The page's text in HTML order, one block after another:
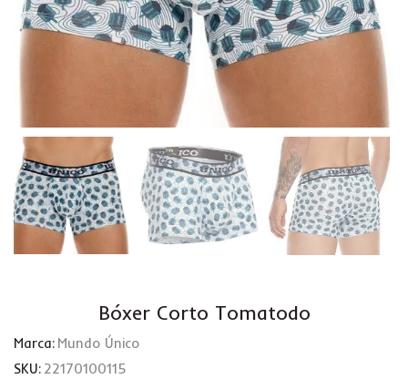
Bóxer Corto Tomatodo
Marca: Mundo Único
SKU: 22170100115